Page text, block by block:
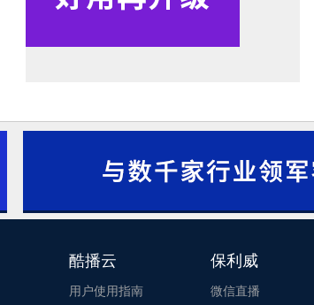
酷播云_酷播云
酷播云
用户使用指南
保利威
微信直播